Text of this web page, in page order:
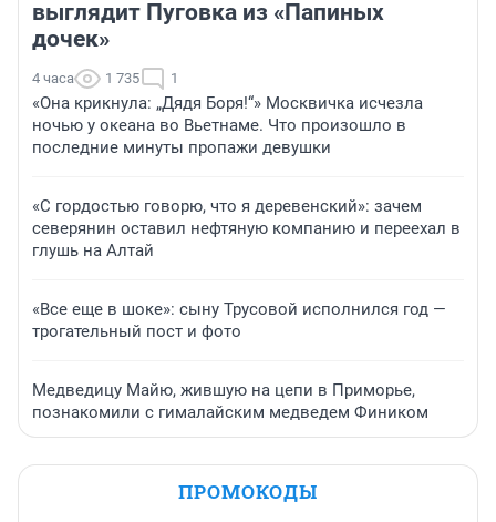
выглядит Пуговка из «Папиных
дочек»
4 часа 1 735 1
«Она крикнула: „Дядя Боря!“» Москвичка исчезла
ночью у океана во Вьетнаме. Что произошло в
последние минуты пропажи девушки
«С гордостью говорю, что я деревенский»: зачем
северянин оставил нефтяную компанию и переехал в
глушь на Алтай
«Все еще в шоке»: сыну Трусовой исполнился год —
трогательный пост и фото
Медведицу Майю, жившую на цепи в Приморье,
познакомили с гималайским медведем Фиником
ПРОМОКОДЫ